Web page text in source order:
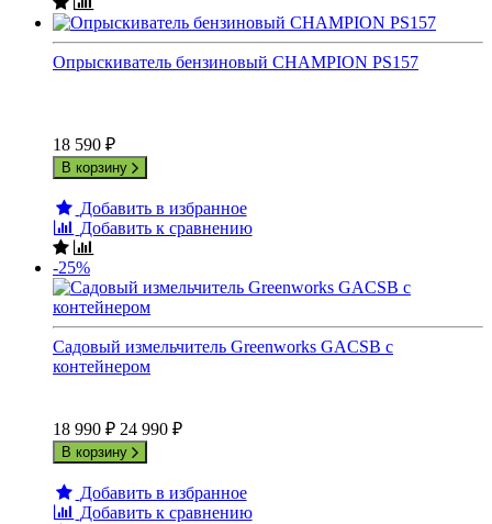
Опрыскиватель бензиновый CHAMPION PS157
18 590 ₽
В корзину
Добавить в избранное
Добавить к сравнению
-25%
Садовый измельчитель Greenworks GACSB с
контейнером
18 990 ₽ 24 990 ₽
В корзину
Добавить в избранное
Добавить к сравнению